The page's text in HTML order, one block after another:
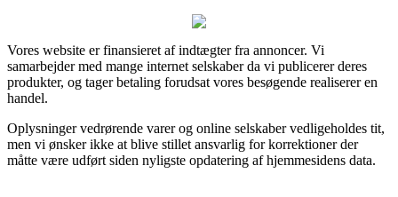
Vores website er finansieret af indtægter fra annoncer. Vi
samarbejder med mange internet selskaber da vi publicerer deres
produkter, og tager betaling forudsat vores besøgende realiserer en
handel.
Oplysninger vedrørende varer og online selskaber vedligeholdes tit,
men vi ønsker ikke at blive stillet ansvarlig for korrektioner der
måtte være udført siden nyligste opdatering af hjemmesidens data.